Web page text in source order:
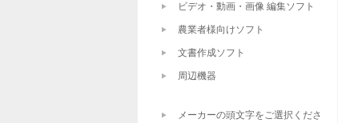
ビデオ・動画・画像 編集ソフト
農業者様向けソフト
文書作成ソフト
周辺機器
メーカーの頭文字をご選択くださ